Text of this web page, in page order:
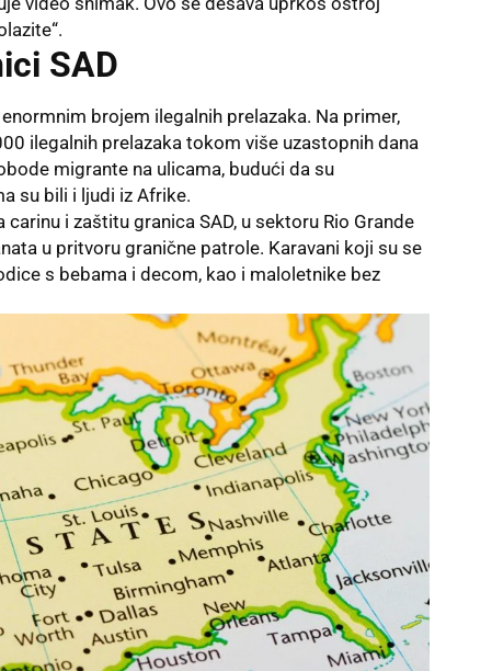
SAD
brojem ilegalnih prelazaka. Na primer,
ilegalnih prelazaka tokom više uzastopnih dana
migrante na ulicama, budući da su
su bili i ljudi iz Afrike.
i zaštitu granica SAD, u sektoru Rio Grande
u pritvoru granične patrole. Karavani koji su se
s bebama i decom, kao i maloletnike bez